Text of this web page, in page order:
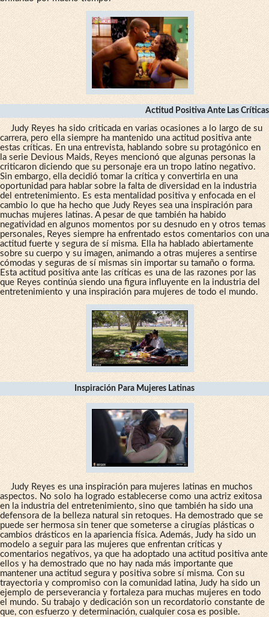
Actitud Positiva Ante Las Críticas
Judy Reyes ha sido criticada en varias ocasiones a lo largo de su
carrera, pero ella siempre ha mantenido una actitud positiva ante
estas críticas. En una entrevista, hablando sobre su protagónico en
la serie Devious Maids, Reyes mencionó que algunas personas la
criticaron diciendo que su personaje era un tropo latino negativo.
Sin embargo, ella decidió tomar la crítica y convertirla en una
oportunidad para hablar sobre la falta de diversidad en la industria
del entretenimiento. Es esta mentalidad positiva y enfocada en el
cambio lo que ha hecho que Judy Reyes sea una inspiración para
muchas mujeres latinas. A pesar de que también ha habido
negatividad en algunos momentos por su desnudo en y otros temas
personales, Reyes siempre ha enfrentado estos comentarios con una
actitud fuerte y segura de sí misma. Ella ha hablado abiertamente
sobre su cuerpo y su imagen, animando a otras mujeres a sentirse
cómodas y seguras de sí mismas sin importar su tamaño o forma.
Esta actitud positiva ante las críticas es una de las razones por las
que Reyes continúa siendo una figura influyente en la industria del
entretenimiento y una inspiración para mujeres de todo el mundo.
Inspiración Para Mujeres Latinas
Judy Reyes es una inspiración para mujeres latinas en muchos
aspectos. No solo ha logrado establecerse como una actriz exitosa
en la industria del entretenimiento, sino que también ha sido una
defensora de la belleza natural sin retoques. Ha demostrado que se
puede ser hermosa sin tener que someterse a cirugías plásticas o
cambios drásticos en la apariencia física. Además, Judy ha sido un
modelo a seguir para las mujeres que enfrentan críticas y
comentarios negativos, ya que ha adoptado una actitud positiva ante
ellos y ha demostrado que no hay nada más importante que
mantener una actitud segura y positiva sobre sí misma. Con su
trayectoria y compromiso con la comunidad latina, Judy ha sido un
ejemplo de perseverancia y fortaleza para muchas mujeres en todo
el mundo. Su trabajo y dedicación son un recordatorio constante de
que, con esfuerzo y determinación, cualquier cosa es posible.